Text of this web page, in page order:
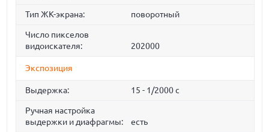
Тип ЖК-экрана: поворотный
Число пикселов
видоискателя:
202000
Экспозиция
Выдержка: 15 - 1/2000 с
Ручная настройка
выдержки и диафрагмы:
есть